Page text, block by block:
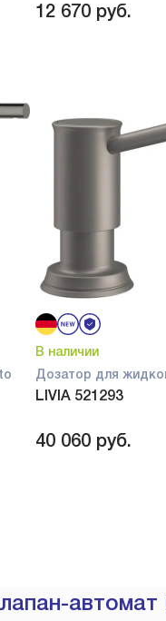
12 670 руб.
В наличии
Дозатор для
LIVIA 521293
40 060 руб.
автомат